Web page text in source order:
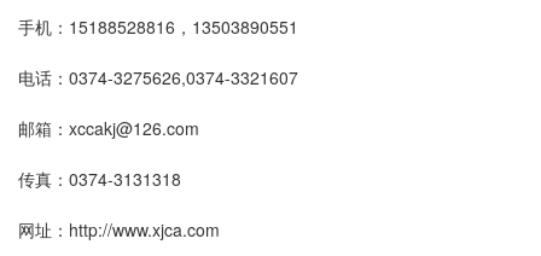
手机：15188528816，13503890551
电话：0374-3275626,0374-3321607
邮箱：xccakj@126.com
传真：0374-3131318
网址：http://www.xjca.com